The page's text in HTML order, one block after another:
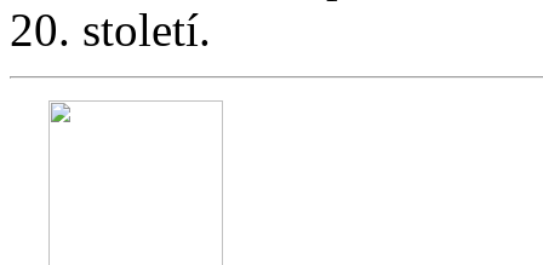
20. století.